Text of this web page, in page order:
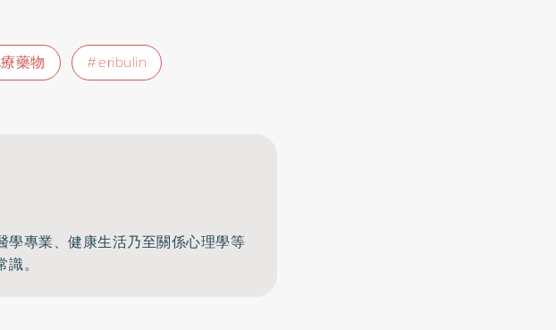
藥物 eribulin
學專業、健康生活乃至關係心理學等
。